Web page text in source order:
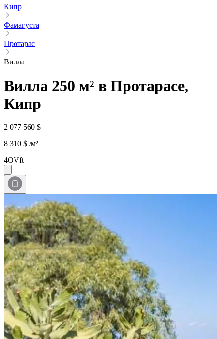
Кипр
Фамагуста
Протарас
Вилла
Вилла 250 м² в Протарасе,
Кипр
2 077 560 $
8 310 $ /м²
4OVft